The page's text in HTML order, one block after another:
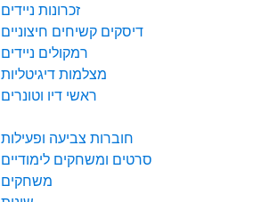
זכרונות ניידים
דיסקים קשיחים חיצוניים
רמקולים ניידים
מצלמות דיגיטליות
ראשי דיו וטונרים
חוברות צביעה ופעילות
סרטים ומשחקים לימודיים
משחקים